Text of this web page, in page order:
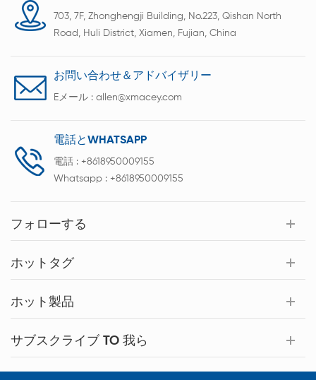
703, 7F, Zhonghengji Building, No.223, Qishan North
Road, Huli District, Xiamen, Fujian, China
お問い合わせ＆アドバイザリー
Eメール : allen@xmacey.com
電話とWHATSAPP
電話 : +8618950009155
Whatsapp : +8618950009155
フォローする
ホットタグ
ホット製品
サブスクライブ TO 我ら